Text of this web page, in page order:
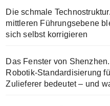
Die schmale
mittleren Führungsebene
sich selbst korrigieren
Das Fenster von
Robotik-Standardisierung
Zulieferer bedeutet – und